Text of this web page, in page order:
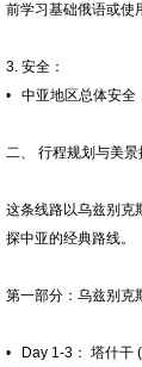
前学习基础俄语或使
3. 安全：
• 中亚地区总体安全
二、 行程规划与美景
这条线路以乌兹别克
探中亚的经典路线。
第一部分：乌兹别克
• Day 1-3： 塔什干